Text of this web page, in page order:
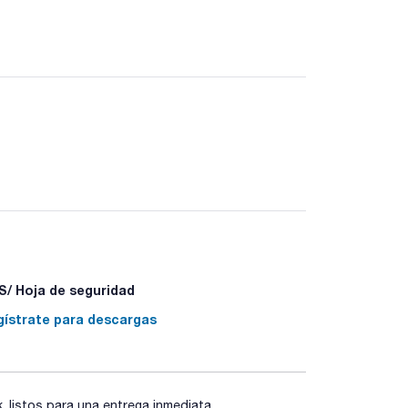
Hoja de seguridad
para descargas